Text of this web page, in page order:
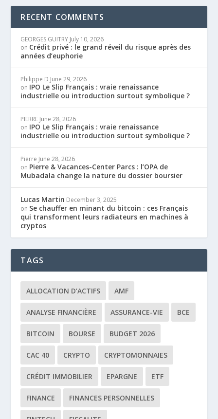
RECENT COMMENTS
GEORGES GUITRY July 10, 2026
on Crédit privé : le grand réveil du risque après des
années d’euphorie
Philippe D June 29, 2026
on IPO Le Slip Français : vraie renaissance
industrielle ou introduction surtout symbolique ?
PIERRE June 28, 2026
on IPO Le Slip Français : vraie renaissance
industrielle ou introduction surtout symbolique ?
Pierre June 28, 2026
on Pierre & Vacances-Center Parcs : l’OPA de
Mubadala change la nature du dossier boursier
Lucas Martin December 3, 2025
on Se chauffer en minant du bitcoin : ces Français
qui transforment leurs radiateurs en machines à
cryptos
TAGS
ALLOCATION D’ACTIFS AMF
ANALYSE FINANCIÈRE ASSURANCE-VIE BCE
BITCOIN BOURSE BUDGET 2026
CAC 40 CRYPTO CRYPTOMONNAIES
CRÉDIT IMMOBILIER EPARGNE ETF
FINANCE FINANCES PERSONNELLES